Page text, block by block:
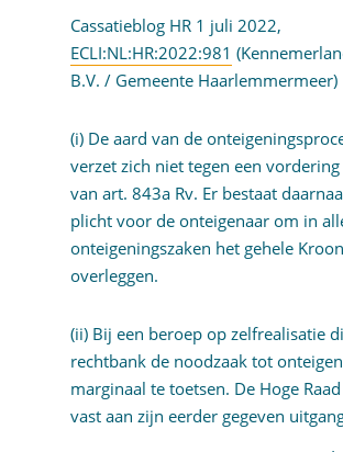
Cassatieblog HR 1 juli 2022,
ECLI:NL:HR:2022:981
B.V. / Gemeente Haarlemmermeer)
(i) De aard van de
verzet zich niet tegen een
van art. 843a Rv. Er bestaat
plicht voor de onteigenaar om in
onteigeningszaken het gehele
overleggen.
(ii) Bij een beroep op zelfrealisatie
rechtbank de noodzaak tot
marginaal te toetsen. De Hoge
vast aan zijn eerder gegeven